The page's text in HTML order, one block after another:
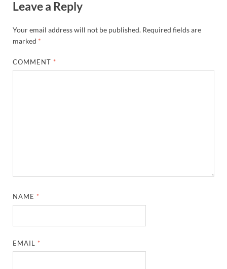
Leave a Reply
Your email address will not be published. Required fields are
marked *
COMMENT *
NAME *
EMAIL *